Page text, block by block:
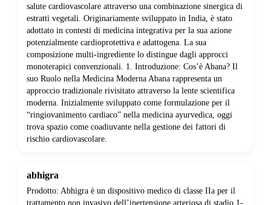
salute cardiovascolare attraverso una combinazione sinergica di
estratti vegetali. Originariamente sviluppato in India, è stato
adottato in contesti di medicina integrativa per la sua azione
potenzialmente cardioprotettiva e adattogena. La sua
composizione multi-ingrediente lo distingue dagli approcci
monoterapici convenzionali. 1. Introduzione: Cos’è Abana? Il
suo Ruolo nella Medicina Moderna Abana rappresenta un
approccio tradizionale rivisitato attraverso la lente scientifica
moderna. Inizialmente sviluppato come formulazione per il
“ringiovanimento cardiaco” nella medicina ayurvedica, oggi
trova spazio come coadiuvante nella gestione dei fattori di
rischio cardiovascolare.
abhigra
Prodotto: Abhigra è un dispositivo medico di classe IIa per il
trattamento non invasivo dell’ipertensione arteriosa di stadio 1-